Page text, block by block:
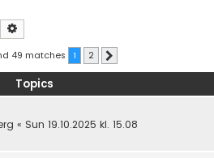
Search
49 matches 1 2
Topics
« Sun 19.10.2025 kl. 15.08